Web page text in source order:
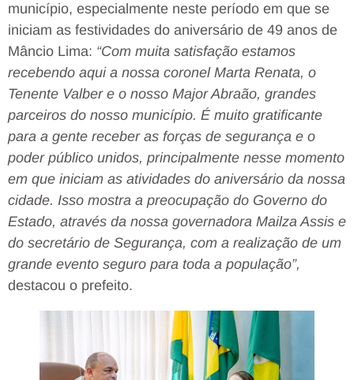
município, especialmente neste período em que se
iniciam as festividades do aniversário de 49 anos de
Mâncio Lima: “Com muita satisfação estamos
recebendo aqui a nossa coronel Marta Renata, o
Tenente Valber e o nosso Major Abraão, grandes
parceiros do nosso município. É muito gratificante
para a gente receber as forças de segurança e o
poder público unidos, principalmente nesse momento
em que iniciam as atividades do aniversário da nossa
cidade. Isso mostra a preocupação do Governo do
Estado, através da nossa governadora Mailza Assis e
do secretário de Segurança, com a realização de um
grande evento seguro para toda a população”,
destacou o prefeito.